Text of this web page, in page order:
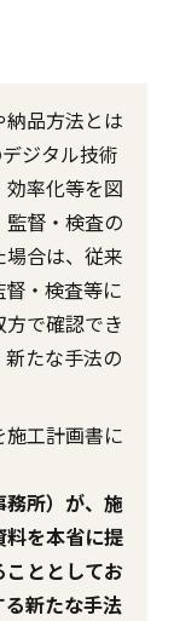
品方法とは
ジタル技術
率化等を図
督・検査の
合は、従来
・検査等に
で確認でき
たな手法の
工計画書に
所）が、施
を本省に提
ととしてお
新たな手法